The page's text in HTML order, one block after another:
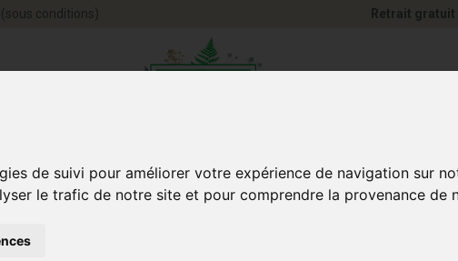
de suivi pour améliorer votre expérience de navigation sur
le trafic de notre site et pour comprendre la provenance de
conditions) Retrait gratuit